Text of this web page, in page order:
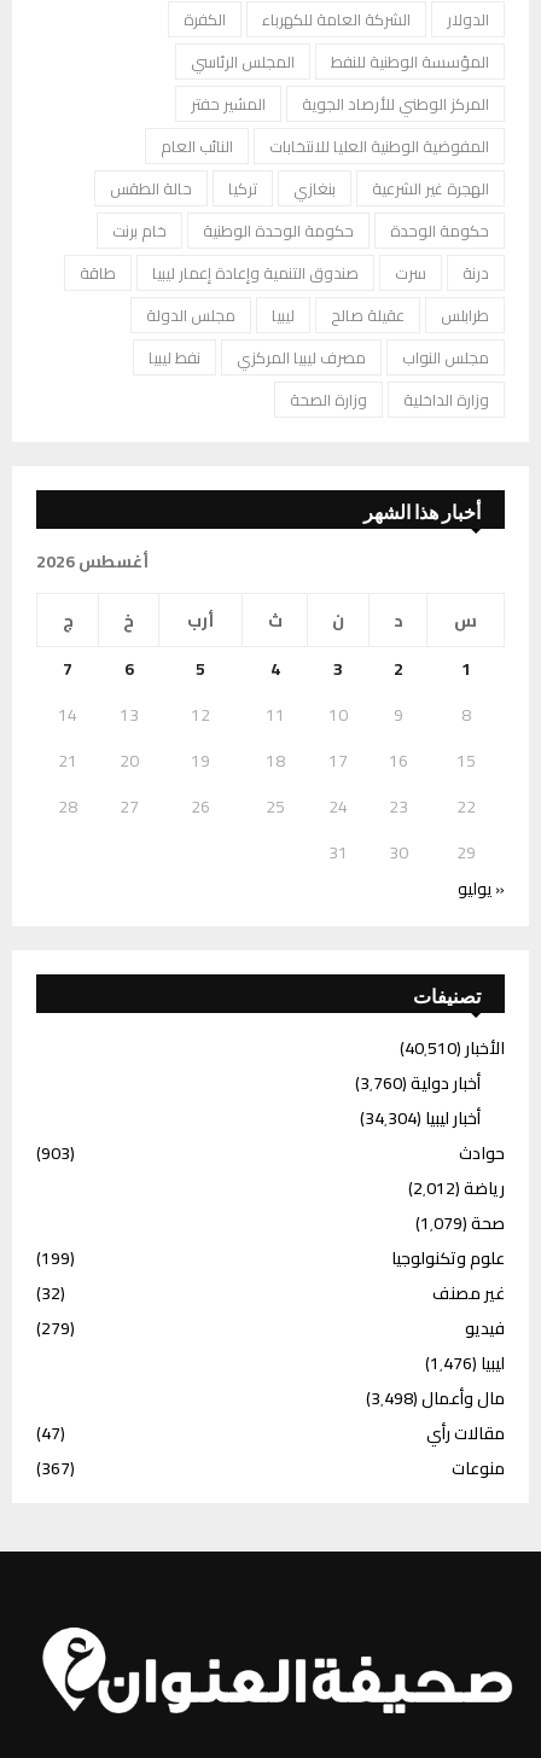
الدولار
الشركة العامة للكهرباء
الكفرة
المؤسسة الوطنية للنفط
المجلس الرئاسي
المركز الوطني للأرصاد الجوية
المشير حفتر
المفوضية الوطنية العليا للانتخابات
النائب العام
الهجرة غير الشرعية
بنغازي تركيا
حالة الطقس
حكومة الوحدة
حكومة الوحدة الوطنية
خام برنت
درنة
سرت صندوق التنمية وإعادة إعمار ليبيا
طاقة
طرابلس
عقيلة صالح ليبيا
مجلس الدولة
مجلس النواب
مصرف ليبيا المركزي
نفط ليبيا
وزارة الداخلية
وزارة الصحة
أخبار هذا الشهر
أغسطس 2026
س
د ن ث أرب خ
ج
1
2
3
4
5
6
7
8
9
10
11
12
13
14
15
16
17
18
19
20
21
22
23
24
25
26
27
28
29
30
31
« يوليو
تصنيفات
الأخبار(40٬510)
أخبار دولية(3٬760)
أخبار ليبيا(34٬304)
حوادث
(903)
رياضة(2٬012)
صحة(1٬079)
علوم وتكنولوجيا
(199)
غير مصنف
(32)
فيديو
(279)
ليبيا(1٬476)
مال وأعمال(3٬498)
مقالات رأي
(47)
منوعات
(367)